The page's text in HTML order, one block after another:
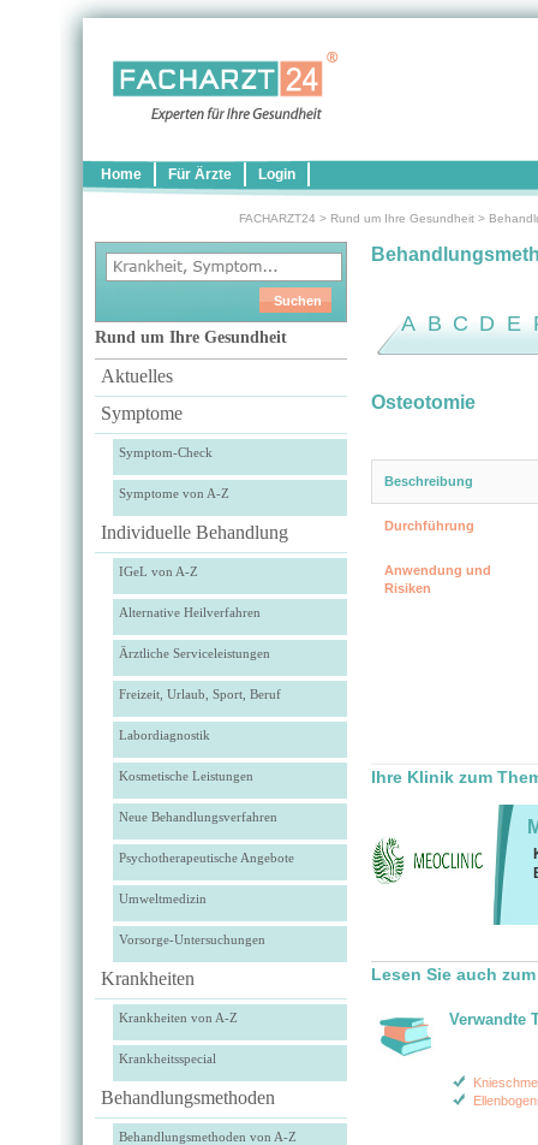
Home Für Ärzte Login
FACHARZT24 > Rund um Ihre Gesundheit >
Rund um Ihre Gesundheit
Aktuelles
Symptome
Symptom-Check
Symptome von A-Z
Individuelle Behandlung
IGeL von A-Z
Alternative Heilverfahren
Ärztliche Serviceleistungen
Freizeit, Urlaub, Sport, Beruf
Labordiagnostik
Kosmetische Leistungen
Neue Behandlungsverfahren
Psychotherapeutische Angebote
Umweltmedizin
Vorsorge-Untersuchungen
Krankheiten
Krankheiten von A-Z
Krankheitsspecial
Behandlungsmethoden
Behandlungsmethoden von A-Z
A B C D E
Osteotomie
Beschreibung
Durchführung
Anwendung und
Risiken
Ihre Klinik zum
Lesen Sie auch
Verwandte